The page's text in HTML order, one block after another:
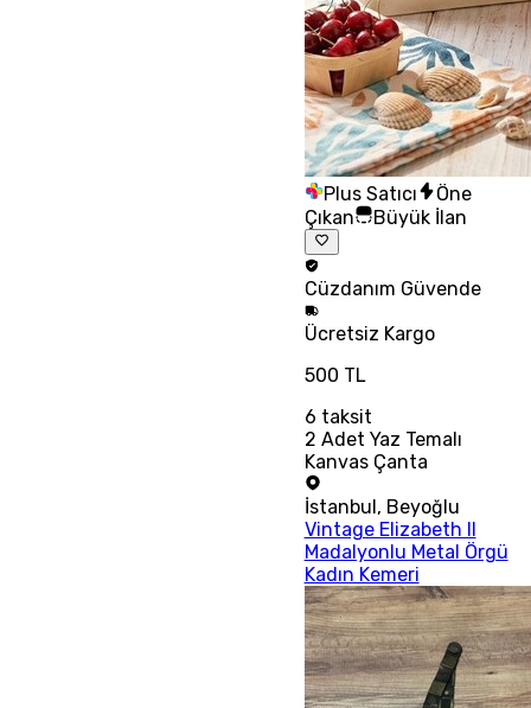
Plus Satıcı
Öne
Çıkan
Büyük İlan
Cüzdanım Güvende
Ücretsiz Kargo
500 TL
6 taksit
2 Adet Yaz Temalı
Kanvas Çanta
İstanbul , Beyoğlu
Vintage Elizabeth II
Madalyonlu Metal Örgü
Kadın Kemeri